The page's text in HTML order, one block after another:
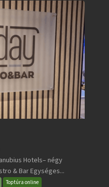
Hotels– négy
& Bar Egységes...
Toptúra online